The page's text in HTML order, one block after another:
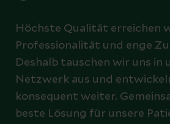
Höchste Qualität erreichen
Professionalität und enge
Deshalb tauschen wir uns in
Netzwerk aus und
konsequent weiter.
beste Lösung für unsere